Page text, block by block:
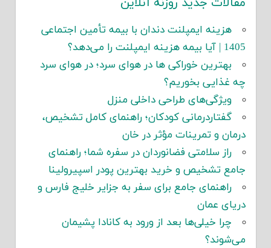
هزینه ایمپلنت دندان با بیمه تأمین اجتماعی
1405 | آیا بیمه هزینه ایمپلنت را می‌دهد؟
بهترین خوراکی ها در هوای سرد؛ در هوای سرد
چه غذایی بخوریم؟
ویژگی‌های طراحی داخلی منزل
گفتاردرمانی کودکان؛ راهنمای کامل تشخیص،
درمان و تمرینات مؤثر در خان
راز سلامتی فضانوردان در سفره شما؛ راهنمای
جامع تشخیص و خرید بهترین پودر اسپیرولینا
راهنمای جامع برای سفر به جزایر خلیج فارس و
دریای عمان
چرا خیلی‌ها بعد از ورود به کانادا پشیمان
می‌شوند؟